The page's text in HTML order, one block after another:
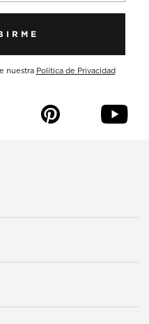
nuestra Política de Privacidad
p y